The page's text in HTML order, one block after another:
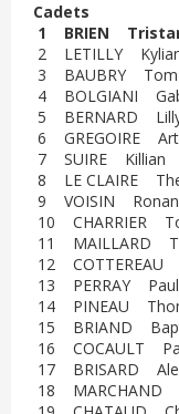
Cadets
1 BRIEN
2 LETILLY
3 BAUBRY Tom
4 BOLGIANI
5 BERNARD
6 GREGOIRE
7 SUIRE Killian
8 LE CLAIRE
9 VOISIN
10 CHARRIER
11 MAILLARD
12 COTTEREAU
13 PERRAY
14 PINEAU
15 BRIAND
16 COCAULT
17 BRISARD
18 MARCHAND